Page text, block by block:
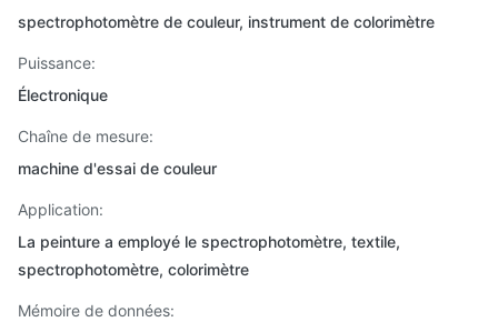
spectrophotomètre de couleur, instrument de colorimètre
Puissance:
Électronique
Chaîne de mesure:
machine d'essai de couleur
Application:
La peinture a employé le spectrophotomètre, textile,
spectrophotomètre, colorimètre
Mémoire de données: